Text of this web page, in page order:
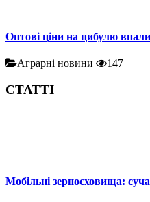
Оптові ціни на цибулю
Аграрні новини 147
СТАТТІ
Мобільні зерносховища: